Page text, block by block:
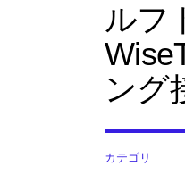
ルフ
ング
カテゴリ